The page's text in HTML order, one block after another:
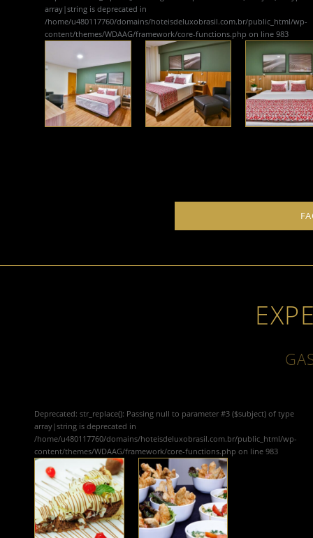
array|string is deprecated in
/home/u480117760/domains/hoteisdeluxobrasil.com.br/public_html/wp-
content/themes/WDAAG/framework/core-functions.php on line 983
Deprecated: str_replace(): Passing null to parameter #3 ($subject) of type
array|string is deprecated in
/home/u480117760/domains/hoteisdeluxobrasil.com.br/public_html/wp-
content/themes/WDAAG/framework/core-functions.php on line 983